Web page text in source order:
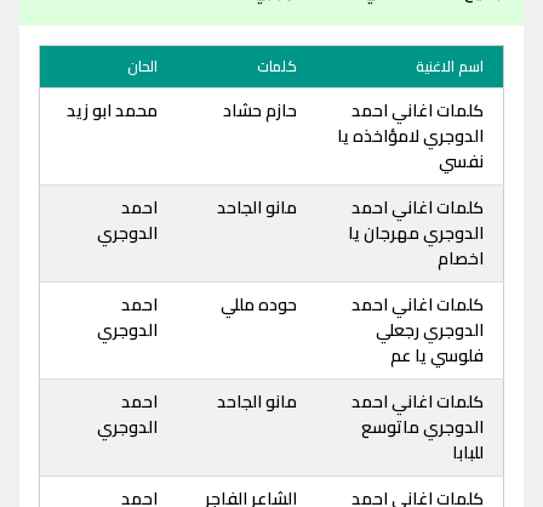
اسم الاغنية كلمات الحان
كلمات اغاني احمد
الدوجري لامؤاخذه يا
نفسي
حازم حشاد محمد ابو زيد
كلمات اغاني احمد
الدوجري مهرجان يا
اخصام
مانو الجاحد
احمد
الدوجري
كلمات اغاني احمد
الدوجري رجعلي
فلوسي يا عم
حوده مللي
احمد
الدوجري
كلمات اغاني احمد
الدوجري ماتوسع
للبابا
مانو الجاحد
احمد
الدوجري
كلمات اغاني احمد
الشاعر الفاجر
احمد